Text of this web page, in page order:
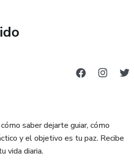
saber dejarte guiar, cómo
y el objetivo es tu paz. Recibe
vida diaria.